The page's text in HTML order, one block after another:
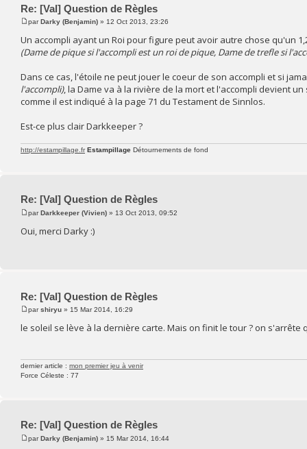
Re: [Val] Question de Règles
parDarky (Benjamin) » 12 Oct 2013, 23:26
Un accompli ayant un Roi pour figure peut avoir autre chose qu'un
(Dame de pique si l'accompli est un roi de pique, Dame de trefle si
Dans ce cas, l'étoile ne peut jouer le coeur de son accompli et si
l'accompli), la Dame va à la rivière de la mort et l'accompli devient
comme il est indiqué à la page 71 du Testament de Sinnlos.
Est-ce plus clair Darkkeeper ?
http://estampillage.fr Estampillage Détournements de fond
Re: [Val] Question de Règles
parDarkkeeper (Vivien) » 13 Oct 2013, 09:52
Oui, merci Darky :)
Re: [Val] Question de Règles
parshiryu » 15 Mar 2014, 16:29
le soleil se lève à la dernière carte. Mais on finit le tour ? on
dernier article : mon premier jeu à venir
Force Céleste : 77
Re: [Val] Question de Règles
parDarky (Benjamin) » 15 Mar 2014, 16:44